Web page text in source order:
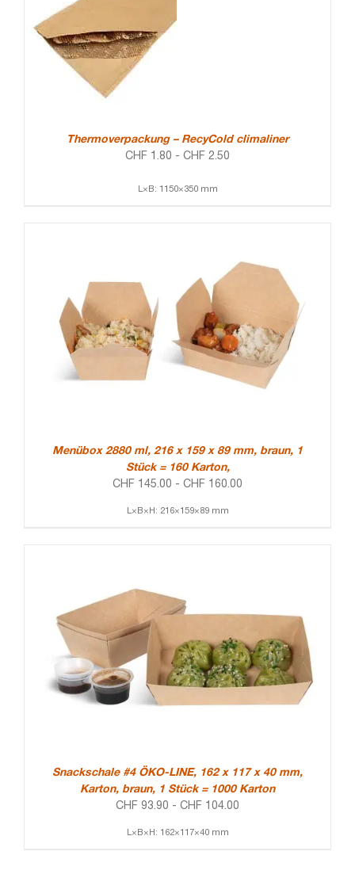
Thermoverpackung – RecyCold climaliner
CHF 1.80 - CHF 2.50
L×B: 1150×350 mm
Menübox 2880 ml, 216 x 159 x 89 mm, braun, 1
Stück = 160 Karton,
CHF 145.00 - CHF 160.00
L×B×H: 216×159×89 mm
Snackschale #4 ÖKO-LINE, 162 x 117 x 40 mm,
Karton, braun, 1 Stück = 1000 Karton
CHF 93.90 - CHF 104.00
L×B×H: 162×117×40 mm